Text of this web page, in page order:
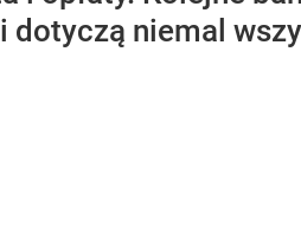
dotyczą niemal